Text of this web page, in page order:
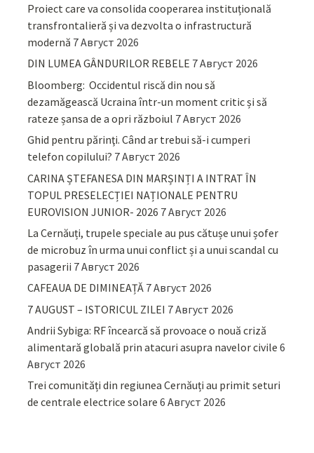
Proiect care va consolida cooperarea instituțională
transfrontalieră și va dezvolta o infrastructură
modernă 7 Август 2026
DIN LUMEA GÂNDURILOR REBELE 7 Август 2026
Bloomberg: Occidentul riscă din nou să
dezamăgească Ucraina într-un moment critic și să
rateze șansa de a opri războiul 7 Август 2026
Ghid pentru părinţi. Când ar trebui să-i cumperi
telefon copilului? 7 Август 2026
CARINA ȘTEFANESA DIN MARȘINȚI A INTRAT ÎN
TOPUL PRESELECȚIEI NAȚIONALE PENTRU
EUROVISION JUNIOR- 2026 7 Август 2026
La Cernăuți, trupele speciale au pus cătușe unui șofer
de microbuz în urma unui conflict și a unui scandal cu
pasagerii 7 Август 2026
CAFEAUA DE DIMINEAȚĂ 7 Август 2026
7 AUGUST – ISTORICUL ZILEI 7 Август 2026
Andrii Sybiga: RF încearcă să provoace o nouă criză
alimentară globală prin atacuri asupra navelor civile 6
Август 2026
Trei comunități din regiunea Cernăuți au primit seturi
de centrale electrice solare 6 Август 2026